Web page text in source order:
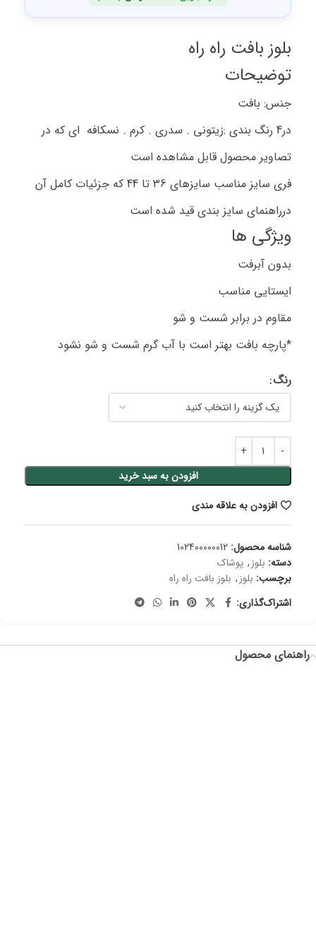
بلوز بافت راه راه
توضیحات
جنس: بافت
در4 رنگ بندی :زیتونی . سدری . کرم . نسکافه ای که در
تصاویر محصول قابل مشاهده است
فری سایز مناسب سایزهای 36 تا 44 که جزئیات کامل آن
درراهنمای سایز بندی قید شده است
ویژگی ها
بدون آبرفت
ایستایی مناسب
مقاوم در برابر شست و شو
*پارچه بافت بهتر است با آب گرم شست و شو نشود
رنگ
افزودن به سبد خرید
افزودن به علاقه مندی
شناسه محصول: 102400000012
دسته: بلوز, پوشاک
برچسب: بلوز, بلوز بافت راه راه
اشتراک‌گذاری:
راهنمای محصول